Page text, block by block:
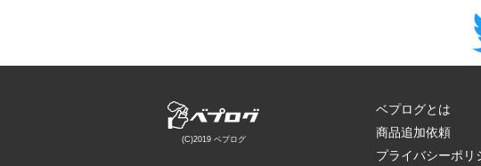
ベプログとは
商品追加依頼
プライバシーポリ
(C)2019 ベプログ